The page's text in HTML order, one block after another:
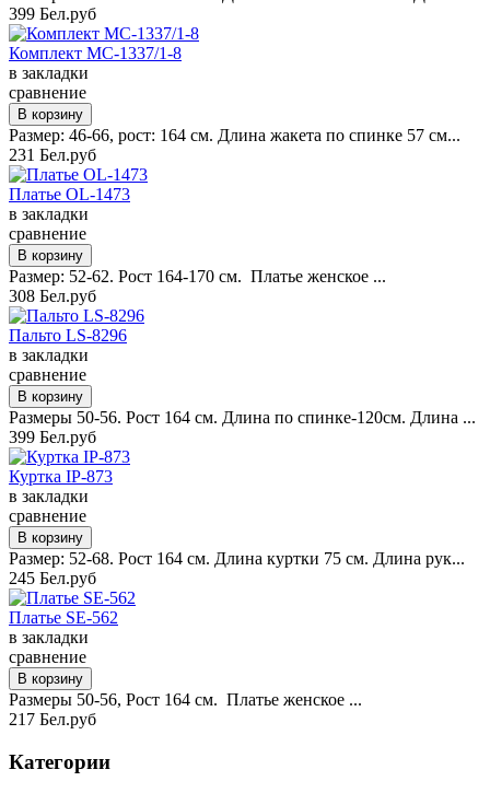
399 Бел.руб
Комплект MC-1337/1-8
в закладки
сравнение
Размер: 46-66, рост: 164 см. Длина жакета по спинке 57 см...
231 Бел.руб
Платье OL-1473
в закладки
сравнение
Размер: 52-62. Рост 164-170 см. Платье женское ...
308 Бел.руб
Пальто LS-8296
в закладки
сравнение
Размеры 50-56. Рост 164 см. Длина по спинке-120см. Длина ...
399 Бел.руб
Куртка IP-873
в закладки
сравнение
Размер: 52-68. Рост 164 см. Длина куртки 75 см. Длина рук...
245 Бел.руб
Платье SE-562
в закладки
сравнение
Размеры 50-56, Рост 164 см. Платье женское ...
217 Бел.руб
Категории